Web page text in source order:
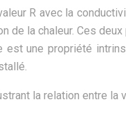
R avec la
de la chaleur. Ces
une propriété
la relation entre la